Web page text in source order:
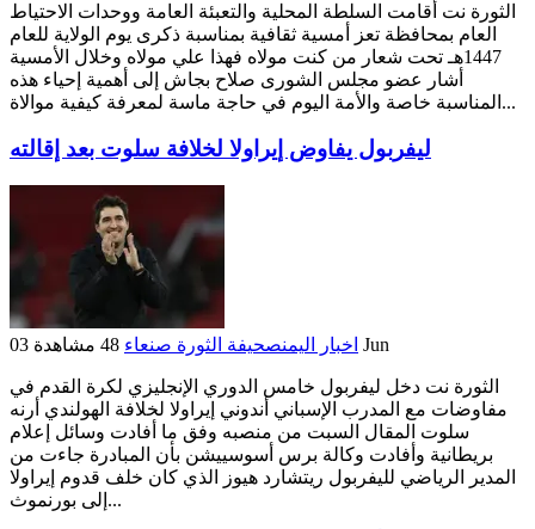
الثورة نت أقامت السلطة المحلية والتعبئة العامة ووحدات الاحتياط
العام بمحافظة تعز أمسية ثقافية بمناسبة ذكرى يوم الولاية للعام
1447هـ تحت شعار من كنت مولاه فهذا علي مولاه وخلال الأمسية
أشار عضو مجلس الشورى صلاح بجاش إلى أهمية إحياء هذه
المناسبة خاصة والأمة اليوم في حاجة ماسة لمعرفة كيفية موالاة...
ليفربول يفاوض إيراولا لخلافة سلوت بعد إقالته
اخبار اليمنصحيفة الثورة صنعاء 03 Jun
الثورة نت دخل ليفربول خامس الدوري الإنجليزي لكرة القدم في
مفاوضات مع المدرب الإسباني أندوني إيراولا لخلافة الهولندي أرنه
سلوت المقال السبت من منصبه وفق ما أفادت وسائل إعلام
بريطانية وأفادت وكالة برس أسوسييشن بأن المبادرة جاءت من
المدير الرياضي لليفربول ريتشارد هيوز الذي كان خلف قدوم إيراولا
إلى بورنموث...